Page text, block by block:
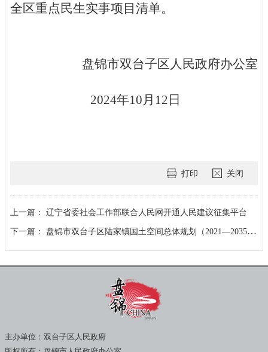
全区重点民生实事项目清单。
盘锦市双台子区 人民政府办公室
2024年10 月 12 日
打印 关闭
上一篇：
辽宁省委社会工作部联合人民网开通人民建议征集平台
下一篇：
盘锦市双台子区陆家镇国土空间总体规划（2021—2035年）草案公示
主办单位：双台子区人民政府